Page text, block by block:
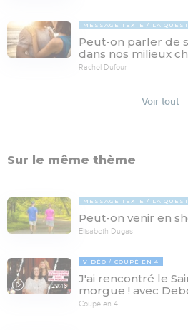
MESSAGE TEXTE LA
Peut-on parler de
dans nos milieux
Rachel Dufour
Voir tout
Sur le même thème
MESSAGE TEXTE LA
Peut-on venir en
Elisabeth Dugas
29:46
VIDÉO COUPÉ EN 4
J'ai rencontré le
morgue ! avec
Coupé en 4